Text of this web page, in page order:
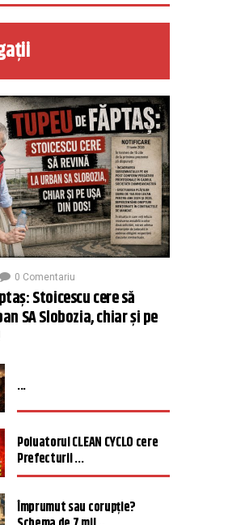
0 Comentariu
Stoicescu cere să
SA Slobozia, chiar și pe
...
Poluatorul CLEAN CYCLO cere
Prefecturii ...
Împrumut sau corupție?